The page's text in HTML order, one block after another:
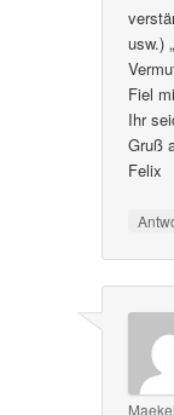
usw.)
Fiel
Ihr
Gruß
Felix